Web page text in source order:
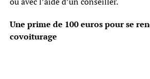
Une prime de 100 euros pour se
covoiturage